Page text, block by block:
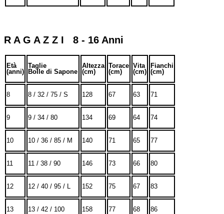
R A G A Z Z I 8 - 16 Anni
Età
(anni)
Taglie
Bolle di Sapone
Altezza
(cm)
Torace
(cm)
Vita
(cm)
Fianchi
(cm)
8 8 / 32 / 75 / S 128 67 63 71
9 9 / 34 / 80 134 69 64 74
10 10 / 36 / 85 / M 140 71 65 77
11 11 / 38 / 90 146 73 66 80
12 12 / 40 / 95 / L 152 75 67 83
13 13 / 42 / 100 158 77 68 86